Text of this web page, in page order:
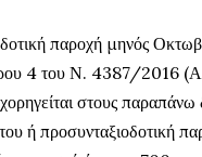
παροχή μηνός
4 του Ν. 4387/2016
στους παραπάνω
ή προσυνταξιοδοτική